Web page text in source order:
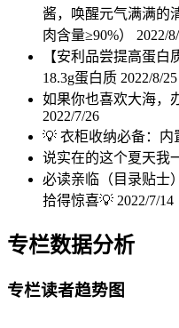
酱，唤醒元气满满的
肉含量≥90%） 2022/
【安利品尝提高蛋白
18.3g蛋白质 2022/8/25
如果你也喜欢大海，
2022/7/26
💡 衣柜收纳必备：
说实在的这个夏天我
必读亲临（目录贴士
拾得惊喜💡 2022/7/14
专栏数据分析
专栏读者趋势图